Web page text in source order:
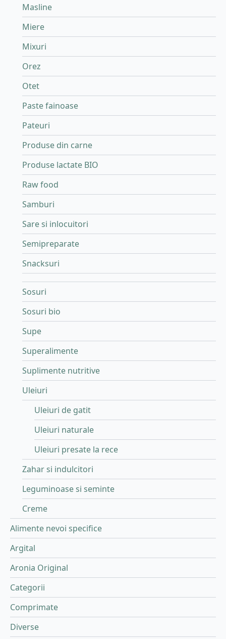
Masline
Miere
Mixuri
Orez
Otet
Paste fainoase
Pateuri
Produse din carne
Produse lactate BIO
Raw food
Samburi
Sare si inlocuitori
Semipreparate
Snacksuri
Sosuri
Sosuri bio
Supe
Superalimente
Suplimente nutritive
Uleiuri
Uleiuri de gatit
Uleiuri naturale
Uleiuri presate la rece
Zahar si indulcitori
Leguminoase si seminte
Creme
Alimente nevoi specifice
Argital
Aronia Original
Categorii
Comprimate
Diverse